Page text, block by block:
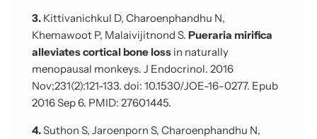
3. Kittivanichkul D, Charoenphandhu N,
Khemawoot P, Malaivijitnond S. Pueraria mirifica
alleviates cortical bone loss in naturally
menopausal monkeys. J Endocrinol. 2016
Nov;231(2):121-133. doi: 10.1530/JOE-16-0277. Epub
2016 Sep 6. PMID: 27601445.
4.Suthon S, Jaroenporn S, Charoenphandhu N,